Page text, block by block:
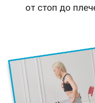
от стоп до